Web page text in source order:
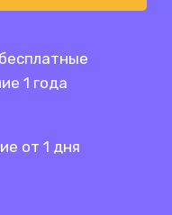
1 года
от 1 дня